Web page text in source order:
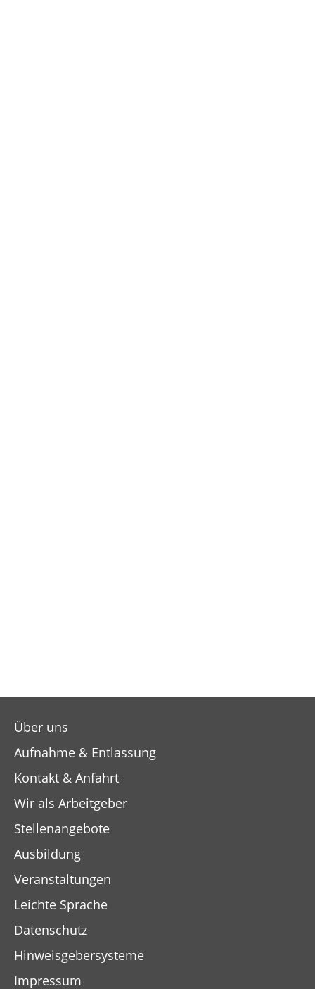
Über uns
Aufnahme & Entlassung
Kontakt & Anfahrt
Wir als Arbeitgeber
Stellenangebote
Ausbildung
Veranstaltungen
Leichte Sprache
Datenschutz
Hinweisgebersysteme
Impressum